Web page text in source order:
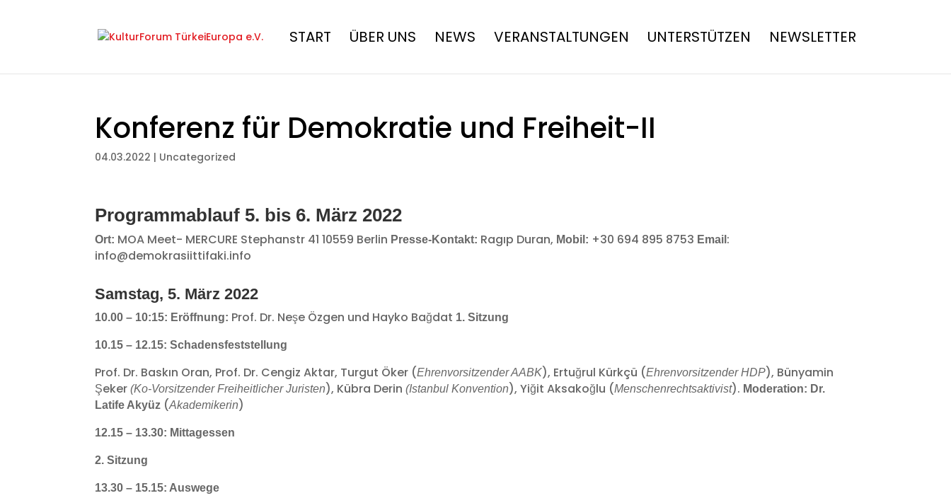
START ÜBER UNS NEWS VERANSTALTUNGEN UNTERSTÜTZEN NEWSLETTER
Konferenz für Demokratie und Freiheit-II
04.03.2022 | Uncategorized
Programmablauf 5. bis 6. März 2022
Ort: MOA Meet- MERCURE Stephanstr 41 10559 Berlin Presse-Kontakt: Ragıp Duran, Mobil: +30 694 895 8753 Email :
info@demokrasiittifaki.info
Samstag, 5. März 2022
10.00 – 10:15: Eröffnung: Prof. Dr. Neşe Özgen und Hayko Bağdat 1. Sitzung
10.15 – 12.15: Schadensfeststellung
Prof. Dr. Baskın Oran, Prof. Dr. Cengiz Aktar, Turgut Öker (Ehrenvorsitzender AABK), Ertuğrul Kürkçü (Ehrenvorsitzender HDP), Bünyamin
Şeker(Ko-Vorsitzender Freiheitlicher Juristen), Kübra Derin(Istanbul Konvention), Yiğit Aksakoğlu (Menschenrechtsaktivist). Moderation: Dr.
Latife Akyüz (Akademikerin)
12.15 – 13.30: Mittagessen
2. Sitzung
13.30 – 15.15: Auswege